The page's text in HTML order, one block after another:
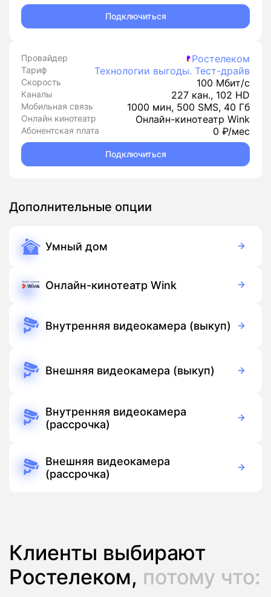
Подключиться
Провайдер Ростелеком
Тариф Технологии выгоды. Тест-драйв
Скорость 100 Мбит/с
Каналы 227 кан., 102 HD
Мобильная связь 1000 мин, 500 SMS, 40 Гб
Онлайн кинотеатр Онлайн-кинотеатр Wink
Абонентская плата 0 ₽/мес
Подключиться
Дополнительные опции
Умный дом
Подписка 900 руб./мес
Онлайн-кинотеатр Wink
Подписка
Внутренняя видеокамера (выкуп)
Подписка
Внешняя видеокамера (выкуп)
ПодпискаВнутренняя видеокамера
(рассрочка)
ПодпискаВнешняя видеокамера
(рассрочка)
Клиенты выбирают
Ростелеком, потому что: